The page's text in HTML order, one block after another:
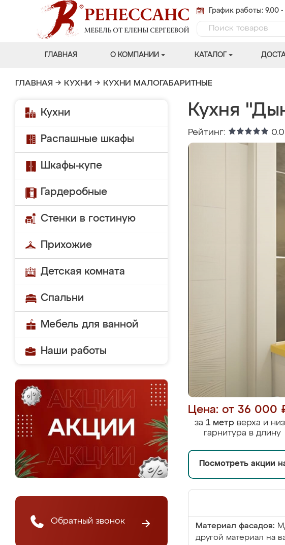
График работы: 9.00
ГЛАВНАЯ О КОМПАНИИ КАТАЛОГ
ГЛАВНАЯ → КУХНИ → КУХНИ МАЛОГАБАРИТНЫЕ
Кухни
Распашные шкафы
Шкафы-купе
Гардеробные
Стенки в гостиную
Прихожие
Детская комната
Спальни
Мебель для ванной
Наши работы
Обратный звонок
Кухня
Рейтинг: 0.0
Цена: от 36 000
за 1 метр верха и
гарнитура в длину
Посмотреть акции
Материал фасадов:
другой материал на